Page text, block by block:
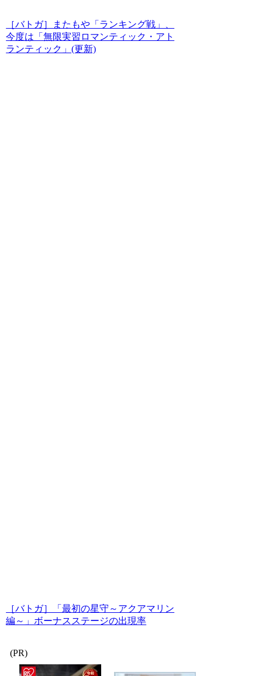
［バトガ］またもや「ランキング戦」、
今度は「無限実習ロマンティック・アト
ランティック」(更新)
［バトガ］「最初の星守～アクアマリン
編～」ボーナスステージの出現率
(PR)